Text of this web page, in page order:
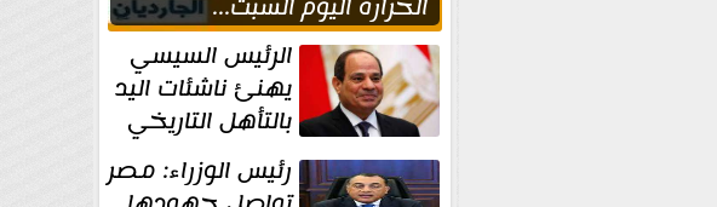
العظمى في القاهره 36
درجة الرئيس السيسي
يهنئ ناشئات اليد
بالتأهل التاريخي
إلى نصف نهائي
كأس العالم رئيس الوزراء: مصر